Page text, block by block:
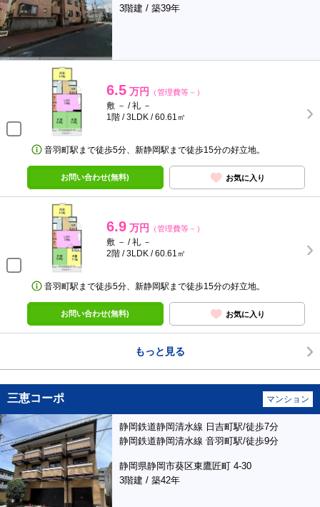
3階建 / 築39年
6.5 万円 （管理費等－）
敷 － / 礼 －
1階 / 3LDK / 60.61㎡
音羽町駅まで徒歩5分、新静岡駅まで徒歩15分の好立地。
お問い合わせ(無料) お気に入り
6.9 万円 （管理費等－）
敷 － / 礼 －
2階 / 3LDK / 60.61㎡
音羽町駅まで徒歩5分、新静岡駅まで徒歩15分の好立地。
お問い合わせ(無料) お気に入り
もっと見る
三恵コーポ マンション
静岡鉄道静岡清水線 日吉町駅/徒歩7分
静岡鉄道静岡清水線 音羽町駅/徒歩9分
静岡県静岡市葵区東鷹匠町 4-30
3階建 / 築42年